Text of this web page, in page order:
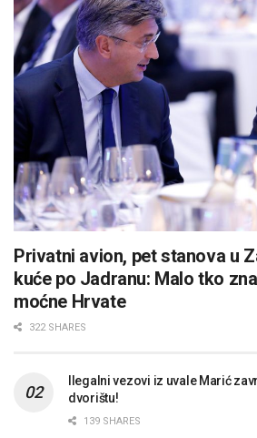
Privatni avion, pet stanova u
kuće po Jadranu: Malo tko
moćne Hrvate
322 SHARES
Ilegalni vezovi iz uvale Marić
dvorištu!
139 SHARES